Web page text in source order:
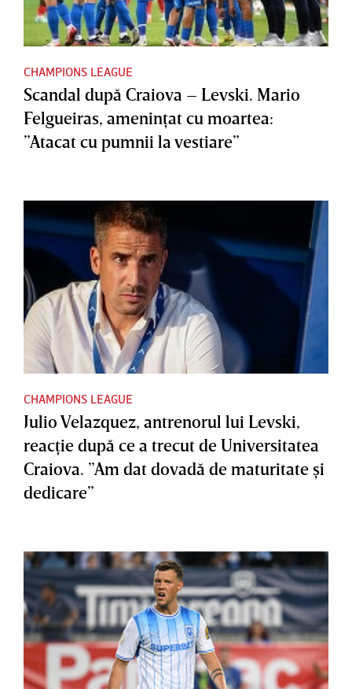
CHAMPIONS LEAGUE
Scandal după Craiova – Levski. Mario
Felgueiras, ameninţat cu moartea:
”Atacat cu pumnii la vestiare”
CHAMPIONS LEAGUE
Julio Velazquez, antrenorul lui Levski,
reacţie după ce a trecut de Universitatea
Craiova. ”Am dat dovadă de maturitate şi
dedicare”